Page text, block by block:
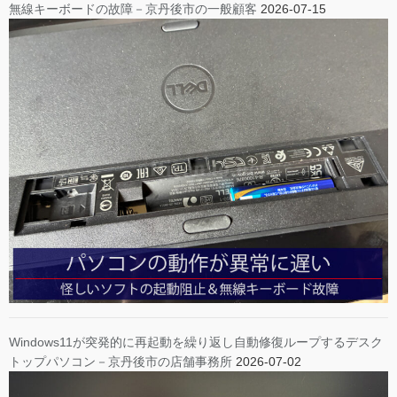
無線キーボードの故障－京丹後市の一般顧客 2026-07-15
Windows11が突発的に再起動を繰り返し自動修復ループするデスク
トップパソコン－京丹後市の店舗事務所 2026-07-02